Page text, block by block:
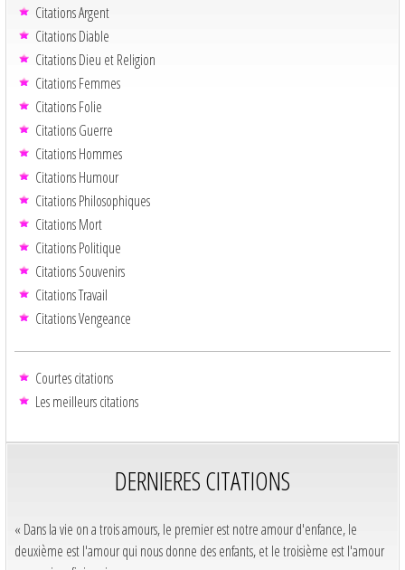
Citations Argent
Citations Diable
Citations Dieu et Religion
Citations Femmes
Citations Folie
Citations Guerre
Citations Hommes
Citations Humour
Citations Philosophiques
Citations Mort
Citations Politique
Citations Souvenirs
Citations Travail
Citations Vengeance
Courtes citations
Les meilleurs citations
DERNIERES CITATIONS
« Dans la vie on a trois amours, le premier est notre amour d'enfance, le
deuxième est l'amour qui nous donne des enfants, et le troisième est l'amour